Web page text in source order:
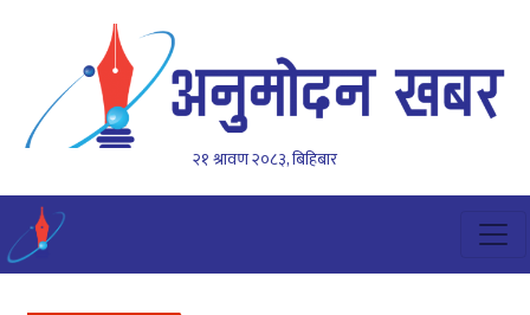
२१ श्रावण २०८३, बिहिबार